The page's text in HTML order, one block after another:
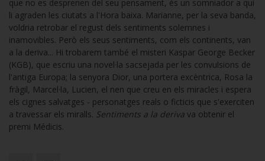
que no es desprenen del seu pensament, és un somniador a qui
li agraden les ciutats a l'Hora baixa. Marianne, per la seva banda,
voldria retrobar el regust dels sentiments solemnes i
inamovibles. Però els seus sentiments, com els continents, van
a la deriva... Hi trobarem també el misteri Kaspar George Becker
(KGB), que escriu una novel·la sacsejada per les convulsions de
l'antiga Europa; la senyora Dior, una portera excèntrica, Rosa la
fràgil, Marcel·la, Lucien, el nen que creu en els miracles i espera
els cignes salvatges - personatges reals o ficticis que s'exerciten
a travessar els miralls. Sentiments a la deriva va obtenir el
premi Médicis.